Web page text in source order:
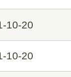
10-20
10-20